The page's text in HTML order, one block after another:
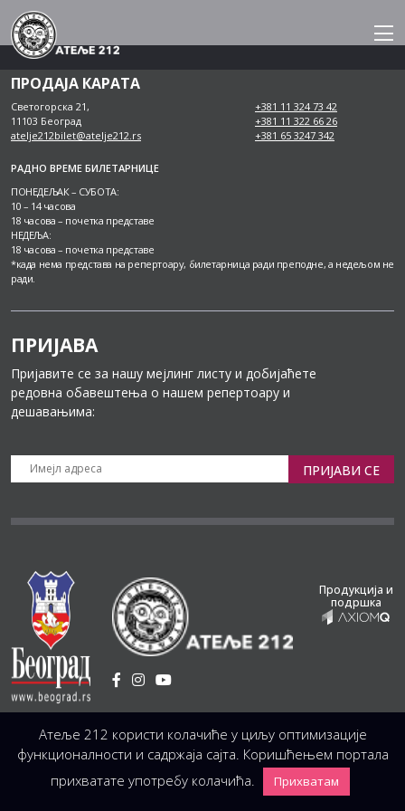
Skip
to
content
ПРОДАЈА КАРАТА
Светогорска 21,
11103 Београд
atelje212bilet@atelje212.rs
+381 11 324 73 42
+381 11 322 66 26
+381 65 3247 342
РАДНО ВРЕМЕ БИЛЕТАРНИЦЕ
ПОНЕДЕЉАК – СУБОТА:
10 – 14 часова
18 часова – почетка представе
НЕДЕЉА:
18 часова – почетка представе
*када нема представа на репертоару, билетарница ради преподне, а недељом не
ради.
ПРИЈАВА
Пријавите се за нашу мејлинг листу и добијаћете
редовна обавештења о нашем репертоару и
дешавањима:
ПРИЈАВИ СЕ
Установа Културе / Светогорска 21, 11103 Београд, Србија
Централа (управа, организација, администрација, рачуноводство, техника)
+381 11 3246 146;
+381 11 3246 147 |office@atelje212.rs
Продукција и
подршка
Сва Права Задржана © 2026 Позориште Атеља 212
Атеље 212 користи колачиће у циљу оптимизације
функционалности и садржаја сајта. Коришћењем портала
прихватате употребу колачића.
Прихватам